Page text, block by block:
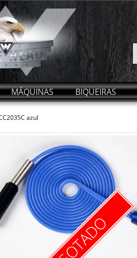
MÁQUINAS BIQUEIRAS
azul